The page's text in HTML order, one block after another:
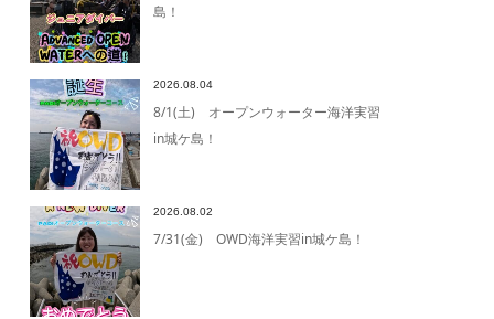
島！
2026.08.04
8/1(土) オープンウォーター海洋実習
in城ケ島！
2026.08.02
7/31(金) OWD海洋実習in城ケ島！